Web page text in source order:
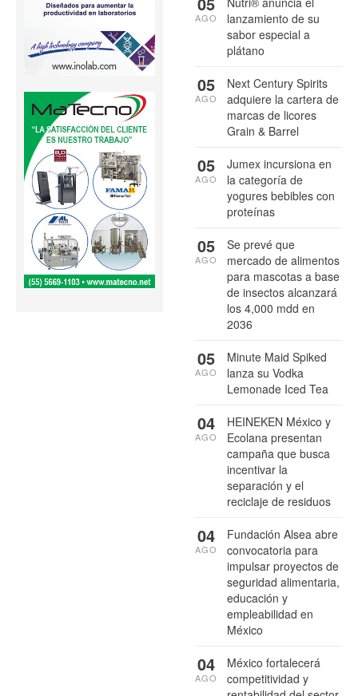
lanzamiento de su
sabor especial a
plátano
AGO
Next Century Spirits
adquiere la cartera de
marcas de licores
Grain & Barrel
05
AGO
Jumex incursiona en
la categoría de
yogures bebibles con
proteínas
05
AGO
Se prevé que
mercado de alimentos
para mascotas a base
de insectos alcanzará
los 4,000 mdd en
2036
05
AGO
Minute Maid Spiked
lanza su Vodka
Lemonade Iced Tea
05
AGO
HEINEKEN México y
Ecolana presentan
campaña que busca
incentivar la
separación y el
reciclaje de residuos
04
AGO
Fundación Alsea abre
convocatoria para
impulsar proyectos de
seguridad alimentaria,
educación y
empleabilidad en
México
04
AGO
México fortalecerá
competitividad y
04
AGO